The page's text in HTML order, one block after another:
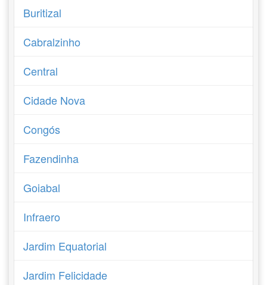
Buritizal
Cabralzinho
Central
Cidade Nova
Congós
Fazendinha
Goiabal
Infraero
Jardim Equatorial
Jardim Felicidade